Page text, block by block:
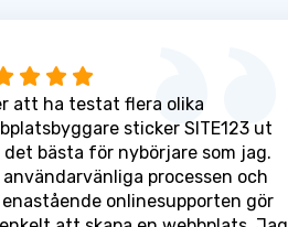
att ha testat flera olika
sticker SITE123 ut
det bästa för nybörjare som jag.
användarvänliga processen och
onlinesupporten gör